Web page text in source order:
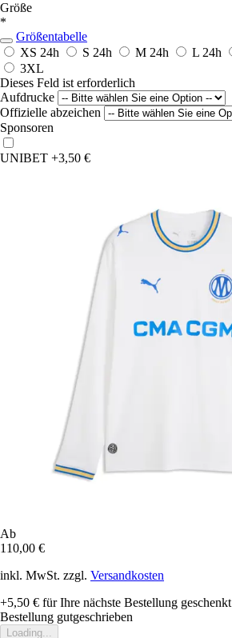
Größe
*
Größentabelle
XS 24h S 24h M 24h L 24h
3XL
Dieses Feld ist erforderlich
Aufdrucke
Offizielle abzeichen
Sponsoren
UNIBET +3,50 €
Ab
110,00 €
inkl. MwSt. zzgl. Versandkosten
+5,50 € für Ihre nächste Bestellung geschenkt
Bestellung gutgeschrieben
Loading...